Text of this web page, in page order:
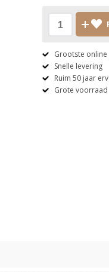
Grootste
Snelle levering
Ruim 50 jaar
Grote voorraad